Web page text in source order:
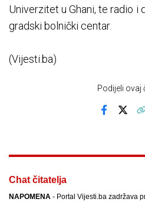
Univerzitet u Ghani, te radio i
gradski bolnički centar.
(Vijesti.ba)
Podijeli ovaj
Chat čitatelja
NAPOMENA - Portal Vijesti.ba zadržava